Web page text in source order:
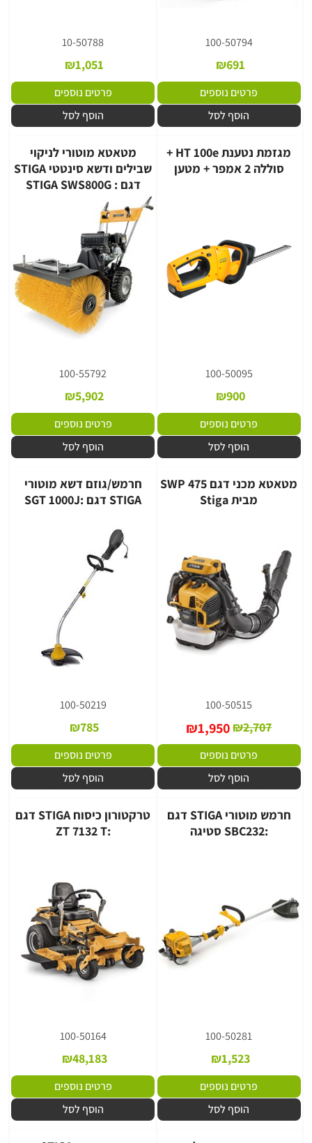
100-50794
₪691
פרטים נוספים
הוסף לסל
10-50788
₪1,051
פרטים נוספים
הוסף לסל
מגזמת נטענת HT 100e +
סוללה 2 אמפר + מטען
100-50095
₪900
פרטים נוספים
הוסף לסל
מטאטא מוטורי לניקוי
שבילים ודשא סינטטי STIGA
דגם : STIGA SWS800G
100-55792
₪5,902
פרטים נוספים
הוסף לסל
מטאטא מכני דגם SWP 475
מבית Stiga
100-50515
₪2,707
₪1,950
פרטים נוספים
הוסף לסל
חרמש/גוזם דשא מוטורי
STIGA דגם :SGT 1000J
100-50219
₪785
פרטים נוספים
הוסף לסל
חרמש מוטורי STIGA דגם
:SBC232 סטיגה
100-50281
₪1,523
פרטים נוספים
הוסף לסל
טרקטורון כיסוח STIGA דגם
:ZT 7132 T
100-50164
₪48,183
פרטים נוספים
הוסף לסל